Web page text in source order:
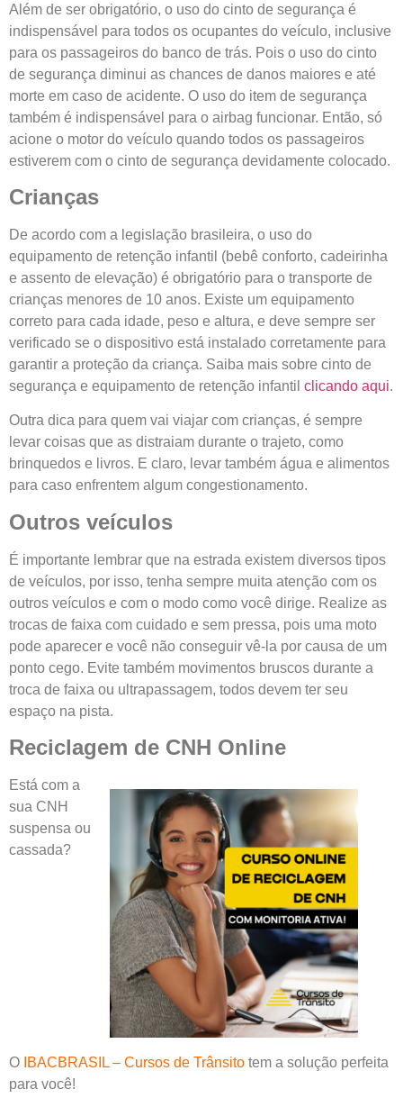
Além de ser obrigatório, o uso do cinto de segurança é
indispensável para todos os ocupantes do veículo, inclusive
para os passageiros do banco de trás. Pois o uso do cinto
de segurança diminui as chances de danos maiores e até
morte em caso de acidente. O uso do item de segurança
também é indispensável para o airbag funcionar. Então, só
acione o motor do veículo quando todos os passageiros
estiverem com o cinto de segurança devidamente colocado.
Crianças
De acordo com a legislação brasileira, o uso do
equipamento de retenção infantil (bebê conforto, cadeirinha
e assento de elevação) é obrigatório para o transporte de
crianças menores de 10 anos. Existe um equipamento
correto para cada idade, peso e altura, e deve sempre ser
verificado se o dispositivo está instalado corretamente para
garantir a proteção da criança. Saiba mais sobre cinto de
segurança e equipamento de retenção infantil clicando aqui.
Outra dica para quem vai viajar com crianças, é sempre
levar coisas que as distraiam durante o trajeto, como
brinquedos e livros. E claro, levar também água e alimentos
para caso enfrentem algum congestionamento.
Outros veículos
É importante lembrar que na estrada existem diversos tipos
de veículos, por isso, tenha sempre muita atenção com os
outros veículos e com o modo como você dirige. Realize as
trocas de faixa com cuidado e sem pressa, pois uma moto
pode aparecer e você não conseguir vê-la por causa de um
ponto cego. Evite também movimentos bruscos durante a
troca de faixa ou ultrapassagem, todos devem ter seu
espaço na pista.
Reciclagem de CNH Online
Está com a
sua CNH
suspensa ou
cassada?
O IBACBRASIL – Cursos de Trânsito tem a solução perfeita
para você!